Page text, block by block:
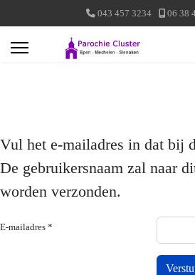
043 457 3234 06 38
Vul het e-mailadres in dat bij
De gebruikersnaam zal naar
worden verzonden.
E-mailadres *